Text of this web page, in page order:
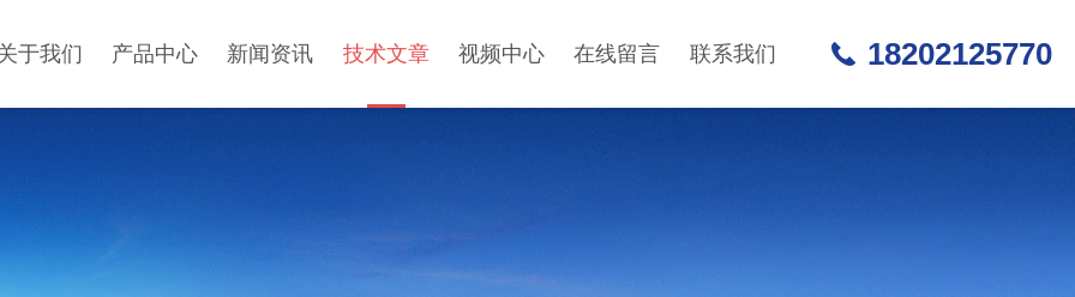
于我们 产品中心 新闻资讯 技术文章 视频中心 在线留言 联系我们 18202125770